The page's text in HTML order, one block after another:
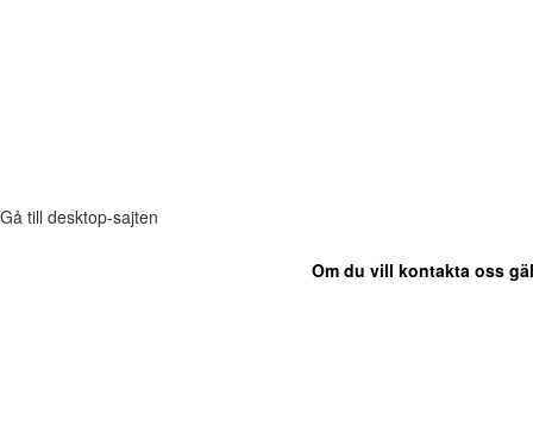
Gå till desktop-sajten
Om du vill kontakta oss